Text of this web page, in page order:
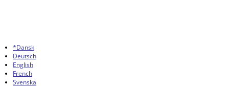
*Dansk
Deutsch
English
French
Svenska